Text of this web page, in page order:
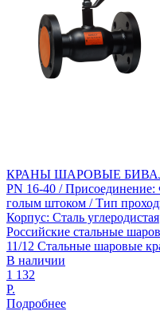
КРАНЫ ШАРОВЫЕ БИВАЛ
PN 16-40 /
голым штоком / Тип
Корпус: Сталь углеродистая
Российские стальные
11/12 Стальные шаровые
В наличии
1 132
Р.
Подробнее